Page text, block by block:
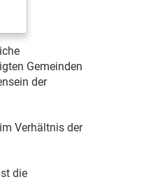
Gemeinden
der
Verhältnis der
die